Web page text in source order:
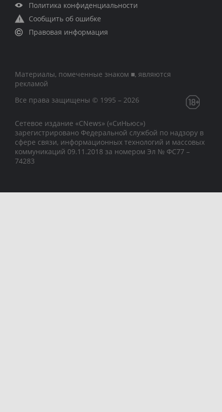
Политика конфиденциальности
Сообщить об ошибке
Правовая информация
Материалы, помеченные знаком ■, являются
рекламой
Все права защищены © 1995 – 2026
Сетевое издание «CNews» («СиНьюс»)
зарегистрировано Федеральной службой по надзору в
сфере связи, информационных технологий и массовых
коммуникаций 09.11.2018 за номером Эл № ФС77 –
74283